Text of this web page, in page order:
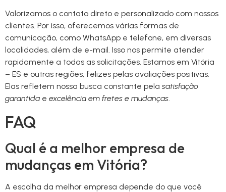
Valorizamos o contato direto e personalizado com nossos
clientes. Por isso, oferecemos várias formas de
comunicação, como WhatsApp e telefone, em diversas
localidades, além de e-mail. Isso nos permite atender
rapidamente a todas as solicitações. Estamos em Vitória
– ES e outras regiões, felizes pelas avaliações positivas.
Elas refletem nossa busca constante pela satisfação
garantida e excelência em fretes e mudanças.
FAQ
Qual é a melhor empresa de
mudanças em Vitória?
A escolha da melhor empresa depende do que você